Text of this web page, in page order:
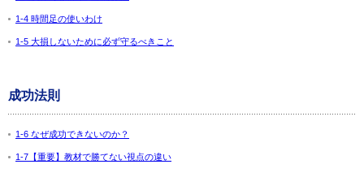
1-4 時間足の使いわけ
1-5 大損しないために必ず守るべきこと
成功法則
1-6 なぜ成功できないのか？
1-7【重要】教材で勝てない視点の違い